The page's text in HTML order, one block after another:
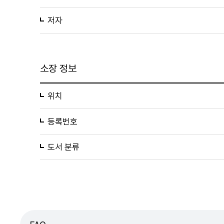
저자
소장 정보
위치
등록번호
도서 분류